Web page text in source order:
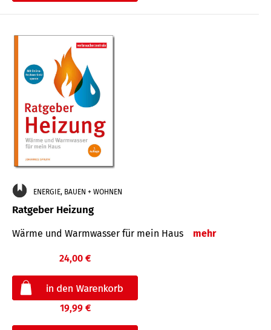
ENERGIE, BAUEN + WOHNEN
Ratgeber Heizung
Wärme und Warmwasser für mein Haus mehr
24,00 €
19,99 €